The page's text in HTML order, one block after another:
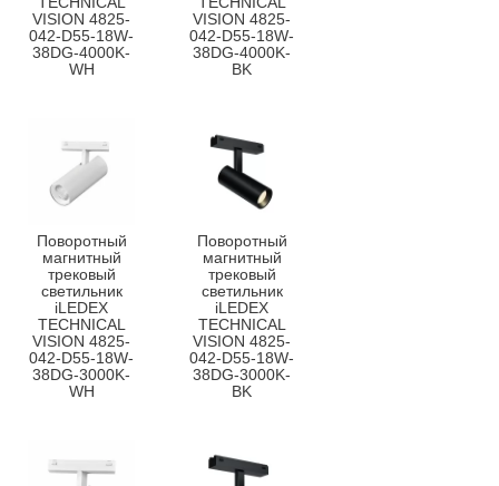
VISION 4825-
042-D55-18W-
38DG-4000K-
WH
VISION 4825-
042-D55-18W-
38DG-4000K-
BK
Поворотный
магнитный
трековый
светильник
iLEDEX
TECHNICAL
VISION 4825-
042-D55-18W-
38DG-3000K-
WH
Поворотный
магнитный
трековый
светильник
iLEDEX
TECHNICAL
VISION 4825-
042-D55-18W-
38DG-3000K-
BK